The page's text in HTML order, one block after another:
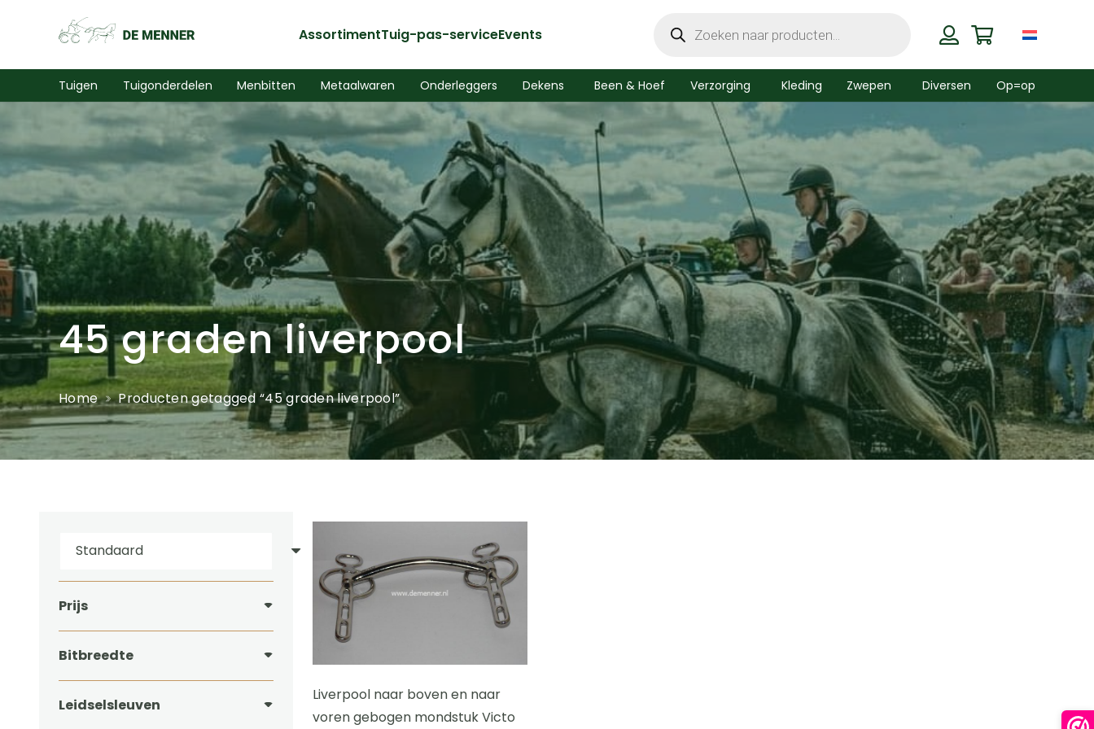
AssortimentTuig-pas-serviceEvents zoeken
Tuigen Tuigonderdelen Menbitten Metaalwaren Onderleggers Dekens Been & Hoef Verzorging Kleding Zwepen Diversen Op=op
45 graden liverpool
Home Producten getagged “45 graden liverpool”
Prijs
Bitbreedte
Leidselsleuven
Liverpool naar boven en naar
voren gebogen mondstuk Victo